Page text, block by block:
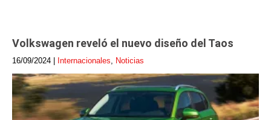
Volkswagen reveló el nuevo diseño del Taos
16/09/2024 Internacionales, Noticias